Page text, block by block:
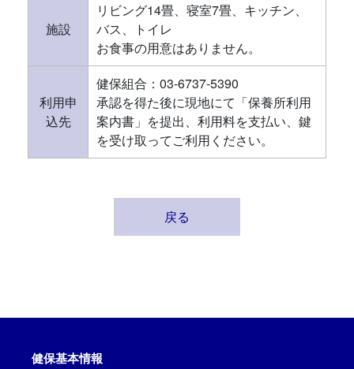
施設
リビング14畳、寝室7畳、キッチン、
バス、トイレ
お食事の用意はありません。
利用申
込先
健保組合：03-6737-5390
承認を得た後に現地にて「保養所利用
案内書」を提出、利用料を支払い、鍵
を受け取ってご利用ください。
戻る
健保基本情報